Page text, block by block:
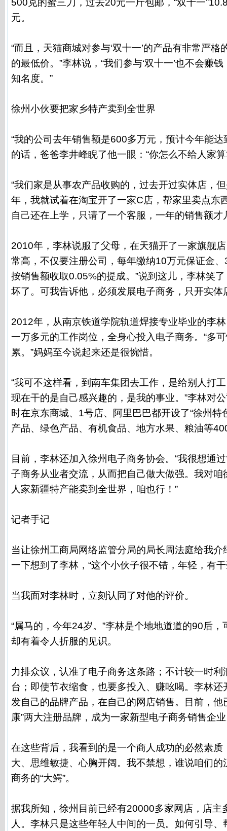
500克的蜜三刀，过去20元一斤包邮，“双十一
元。
“而且，天猫商城对参与‘双十一’的产品有非常严
的最低价。”李林说，“我们参与‘双十一’也不会赚
知名度。”
徐州小伙要把家乡特产卖到全世界
“我的公司去年销售额是600多万元，预计今年能
的话，爸爸李井峰睨了他一眼：“你怎么不给人家
“我们家是从事农产品收购的，过去开过实体店，
年，我就试着在淘宝开了一家C店，帮家里卖点东
自己还在上学，只请了一个客服，一年的销售额才
2010年，李林说服了父母，在天猫开了一家旗舰
常高，不仅要注册公司，每年缴纳10万元保证金
按销售额收取0.05%的提成。”说到这儿，李林笑
坏了。可我告诉他，必须发展电子商务，只开实体
2012年，从南京铁道学院轨道焊接专业毕业的李
一万多元的工作岗位，全身心投入电子商务。“多
累。”妈妈至今说起来还是很惋惜。
“我可不这样看，到南车集团去工作，是给别人打
现在干的是自己感兴趣的，是我的事业。”李林对
时在京东商城、1号店、阿里巴巴都开设了“徐州特
产品、绿色产品、有机食品、地方水果、粮油等
目前，李林还加入徐州电子商务协会。“我很想通
子商务从业者交流，从而把自己做大做强。我对咱
人家新疆特产能卖到全世界，咱也行！”
记者手记
当让徐州工商局网络监管分局的局长周法庭给我
一下想到了李林，“这个小伙子很不错，年轻，有
当我面对李林时，立刻认同了对他的评价。
“属马的，今年24岁。”李林是个地地道道的90后，
却有着令人折服的见识。
力排众议，认准了电子商务这条路；不计较一时
台；即使节衣缩食，也要多投入、赚吆喝。李林
发自己的品牌产品，在自己的网店销售。目前，他
康”两大注册品牌，成为一家新型电子商务销售企
在这些背后，我看到的是一个商人成功的必然素质
大、思维敏捷、心胸开阔。我不禁想，谁说咱们
商务的“大鳄”。
据我所知，徐州目前已经有20000多家网店，店主
人。李林只是这些年轻人中间的一员。如何引导